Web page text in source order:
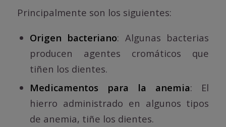
Principalmente son los siguientes:
Origen bacteriano: Algunas bacterias
producen agentes cromáticos que
tiñen los dientes.
Medicamentos para la anemia: El
hierro administrado en algunos tipos
de anemia, tiñe los dientes.